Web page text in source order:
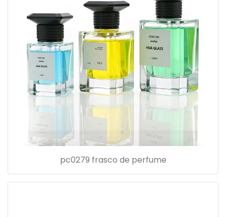
pc0279 frasco de perfume